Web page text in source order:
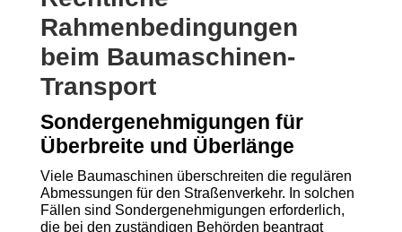
Rahmenbedingungen
beim Baumaschinen-
Transport
Sondergenehmigungen für
Überbreite und Überlänge
Viele Baumaschinen überschreiten die regulären
Abmessungen für den Straßenverkehr. In solchen
Fällen sind Sondergenehmigungen erforderlich,
die bei den zuständigen Behörden beantragt